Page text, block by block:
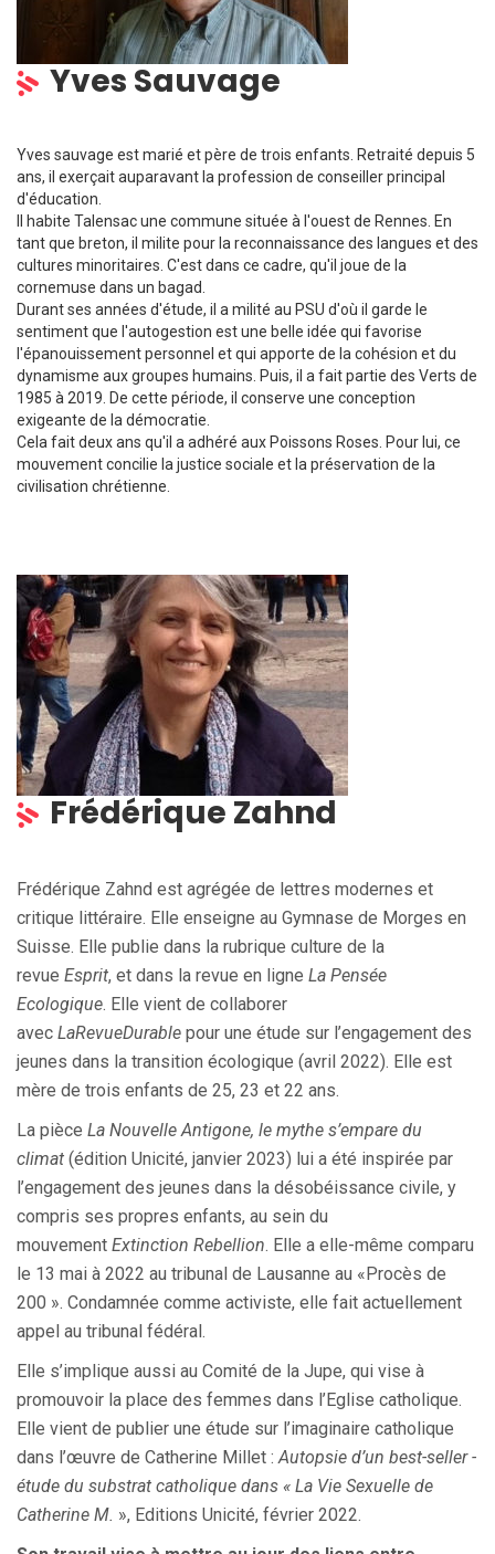
Yves Sauvage
Yves sauvage est marié et père de trois enfants. Retraité depuis 5
ans, il exerçait auparavant la profession de conseiller principal
d'éducation.
Il habite Talensac une commune située à l'ouest de Rennes. En
tant que breton, il milite pour la reconnaissance des langues et des
cultures minoritaires. C'est dans ce cadre, qu'il joue de la
cornemuse dans un bagad.
Durant ses années d'étude, il a milité au PSU d'où il garde le
sentiment que l'autogestion est une belle idée qui favorise
l'épanouissement personnel et qui apporte de la cohésion et du
dynamisme aux groupes humains. Puis, il a fait partie des Verts de
1985 à 2019. De cette période, il conserve une conception
exigeante de la démocratie.
Cela fait deux ans qu'il a adhéré aux Poissons Roses. Pour lui, ce
mouvement concilie la justice sociale et la préservation de la
civilisation chrétienne.
Frédérique Zahnd
Frédérique Zahnd est agrégée de lettres modernes et
critique littéraire. Elle enseigne au Gymnase de Morges en
Suisse. Elle publie dans la rubrique culture de la
revue Esprit, et dans la revue en ligne La Pensée
Ecologique. Elle vient de collaborer
avec LaRevueDurable pour une étude sur l’engagement des
jeunes dans la transition écologique (avril 2022). Elle est
mère de trois enfants de 25, 23 et 22 ans.
La pièce La Nouvelle Antigone, le mythe s’empare du
climat (édition Unicité, janvier 2023) lui a été inspirée par
l’engagement des jeunes dans la désobéissance civile, y
compris ses propres enfants, au sein du
mouvement Extinction Rebellion. Elle a elle-même comparu
le 13 mai à 2022 au tribunal de Lausanne au «Procès de
200 ». Condamnée comme activiste, elle fait actuellement
appel au tribunal fédéral.
Elle s’implique aussi au Comité de la Jupe, qui vise à
promouvoir la place des femmes dans l’Eglise catholique.
Elle vient de publier une étude sur l’imaginaire catholique
dans l’œuvre de Catherine Millet :Autopsie d’un best-seller -
étude du substrat catholique dans « La Vie Sexuelle de
Catherine M. », Editions Unicité, février 2022.